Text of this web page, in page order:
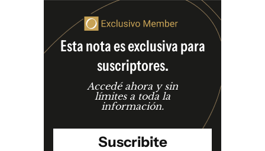
Esta nota es exclusiva para
suscriptores.
Accedé ahora y sin
límites a toda la
información.
Suscribite